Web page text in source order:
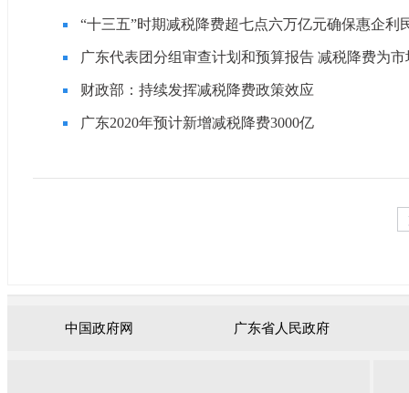
“十三五”时期减税降费超七点六万亿元确保惠企利
广东代表团分组审查计划和预算报告 减税降费为
财政部：持续发挥减税降费政策效应
广东2020年预计新增减税降费3000亿
中国政府网 广东省人民政府